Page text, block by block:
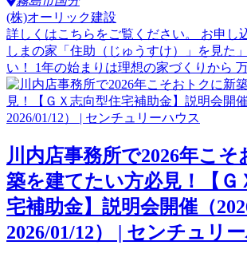
(株)オーリック建設
詳しくはこちらをご覧ください。 お申し
しまの家「住助（じゅうすけ）」を見た
い！ 1年の始まりは理想の家づくりから
川内店事務所で2026年こ
築を建てたい方必見！【Ｇ
宅補助金】説明会開催（
2026/01/12） | センチュリ